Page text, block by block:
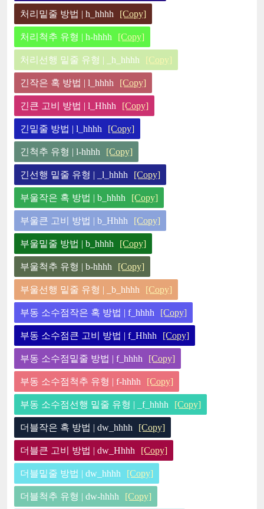
처리밑줄 방법 | h_hhhh [Copy]
처리척추 유형 | h-hhhh [Copy]
처리선행 밑줄 유형 | _h_hhhh [Copy]
긴작은 혹 방법 | l_hhhh [Copy]
긴큰 고비 방법 | l_Hhhh [Copy]
긴밑줄 방법 | l_hhhh [Copy]
긴척추 유형 | l-hhhh [Copy]
긴선행 밑줄 유형 | _l_hhhh [Copy]
부울작은 혹 방법 | b_hhhh [Copy]
부울큰 고비 방법 | b_Hhhh [Copy]
부울밑줄 방법 | b_hhhh [Copy]
부울척추 유형 | b-hhhh [Copy]
부울선행 밑줄 유형 | _b_hhhh [Copy]
부동 소수점작은 혹 방법 | f_hhhh [Copy]
부동 소수점큰 고비 방법 | f_Hhhh [Copy]
부동 소수점밑줄 방법 | f_hhhh [Copy]
부동 소수점척추 유형 | f-hhhh [Copy]
부동 소수점선행 밑줄 유형 | _f_hhhh [Copy]
더블작은 혹 방법 | dw_hhhh [Copy]
더블큰 고비 방법 | dw_Hhhh [Copy]
더블밑줄 방법 | dw_hhhh [Copy]
더블척추 유형 | dw-hhhh [Copy]